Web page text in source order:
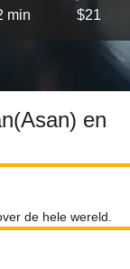
min $21
en
de hele wereld.